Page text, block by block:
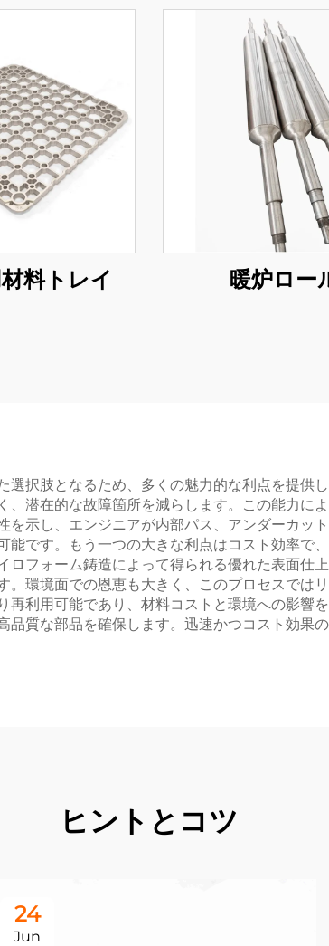
料トレイ 暖炉ロー
択肢となるため、多くの魅力的な利点を提供
潜在的な故障箇所を減らします。この能力に
示し、エンジニアが内部パス、アンダーカッ
です。もう一つの大きな利点はコスト効率で
フォーム鋳造によって得られる優れた表面仕
環境面での恩恵も大きく、このプロセスでは
再利用可能であり、材料コストと環境への影響
品質な部品を確保します。迅速かつコスト効果
ヒントとコツ
24
Jun